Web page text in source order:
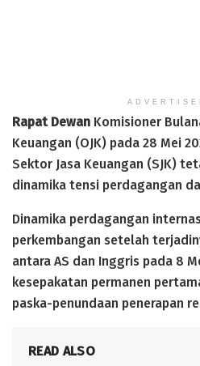
Rapat Dewan Komisioner
Keuangan (OJK) pada 28 Mei
Sektor Jasa Keuangan (SJK)
dinamika tensi perdagangan
Dinamika perdagangan
perkembangan setelah
antara AS dan Inggris pada 8
kesepakatan permanen
paska-penundaan penerapan
READ ALSO